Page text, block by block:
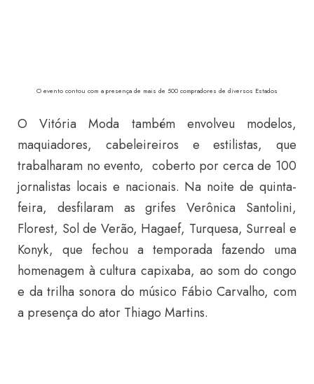
O evento contou com a presença de mais de 500 compradores de diversos Estados
O Vitória Moda também envolveu modelos,
maquiadores, cabeleireiros e estilistas, que
trabalharam no evento, coberto por cerca de 100
jornalistas locais e nacionais. Na noite de quinta-
feira, desfilaram as grifes Verônica Santolini,
Florest, Sol de Verão, Hagaef, Turquesa, Surreal e
Konyk, que fechou a temporada fazendo uma
homenagem à cultura capixaba, ao som do congo
e da trilha sonora do músico Fábio Carvalho, com
a presença do ator Thiago Martins.